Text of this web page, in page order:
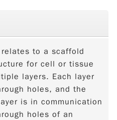
to a scaffold
for cell or tissue
layers. Each layer
holes, and the
is in communication
holes of an